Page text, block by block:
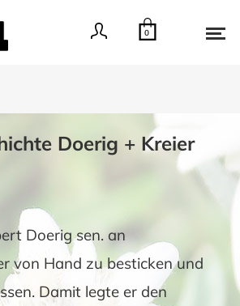
0
Doerig + Kreier
Doerig sen. an
von Hand zu besticken und
Damit legte er den